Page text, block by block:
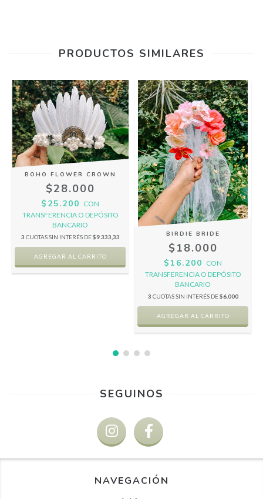
PRODUCTOS SIMILARES
BOHO FLOWER CROWN
$28.000
$25.200 CON
TRANSFERENCIA O DEPÓSITO
BANCARIO
3 CUOTAS SIN INTERÉS DE$9.333,33 BIRDIE BRIDE
$18.000
$16.200 CON
TRANSFERENCIA O DEPÓSITO
BANCARIO
3 CUOTAS SIN INTERÉS DE$6.000
SEGUINOS
NAVEGACIÓN